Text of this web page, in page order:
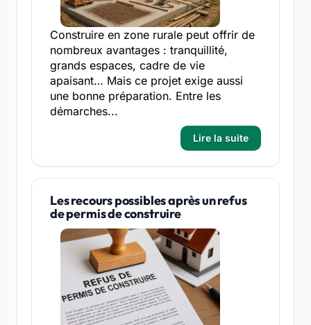
Construire en zone rurale peut offrir de
nombreux avantages : tranquillité,
grands espaces, cadre de vie
apaisant… Mais ce projet exige aussi
une bonne préparation. Entre les
démarches...
Lire la suite
Les recours possibles après un refus
de permis de construire